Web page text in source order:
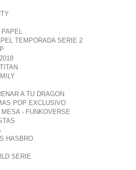
PAPEL
TEMPORADA SERIE 2
A TU DRAGON
POP EXCLUSIVO
- FUNKOVERSE
HASBRO
SERIE